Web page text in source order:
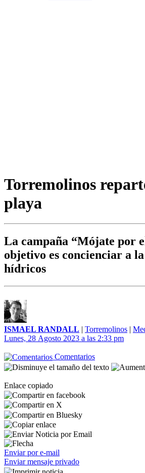
Torremolinos
playa
La campaña “Mójate por
objetivo es concienciar a
hídricos
ISMAEL RANDALL | Torremolinos |
Lunes, 28 Agosto 2023 a las 2:33 pm
Comentarios
Enlace copiado
Enviar por e-mail
Enviar mensaje privado